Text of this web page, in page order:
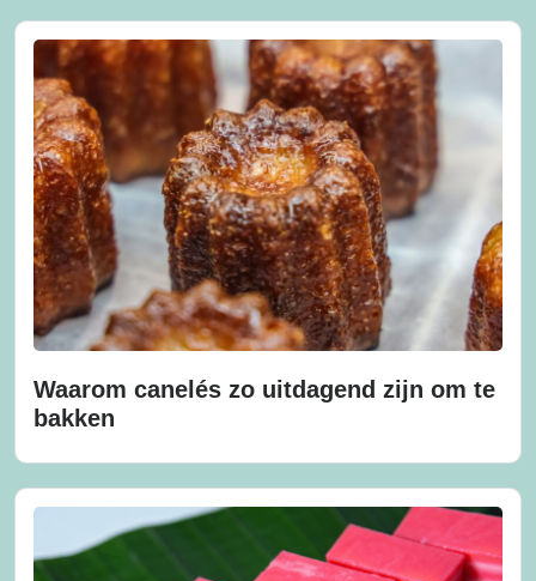
Waarom canelés zo uitdagend zijn om te
bakken